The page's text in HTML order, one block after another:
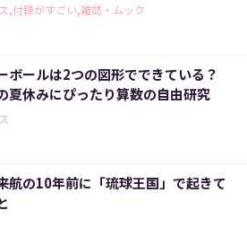
,付録がすごい,雑誌・ムック
ボールは2つの図形でできている？
夏休みにぴったり算数の自由研究
航の10年前に「琉球王国」で起きて